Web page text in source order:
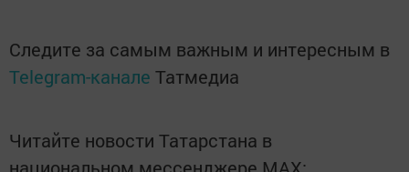
Следите за самым важным и интересным в
Telegram-канале Татмедиа
Читайте новости Татарстана в